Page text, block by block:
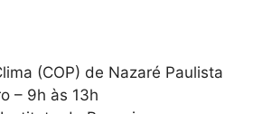
(COP) de Nazaré Paulista
– 9h às 13h